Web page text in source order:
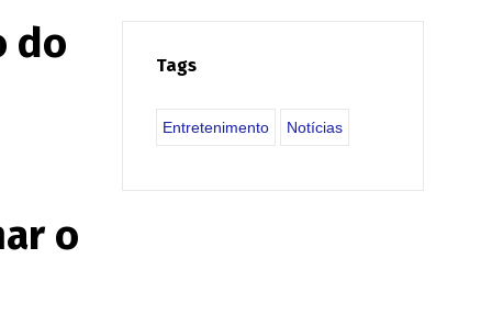
do
o
Tags
Entretenimento Notícias